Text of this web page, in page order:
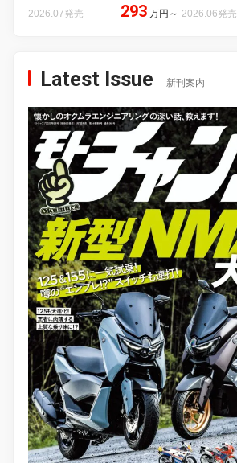
2026.07発売 293 万円 ～ 2026.06発売
Latest Issue 新刊案内